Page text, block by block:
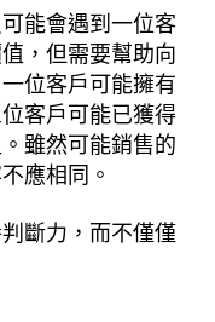
能會遇到一位客
，但需要幫助向
位客戶可能擁有
客戶可能已獲得
雖然可能銷售的
應相同。
斷力，而不僅僅